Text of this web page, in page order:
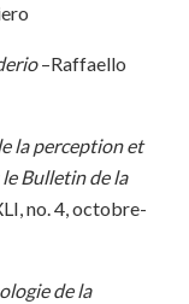
–Raffaello
la perception et
Bulletin de la
no. 4, octobre-
de la